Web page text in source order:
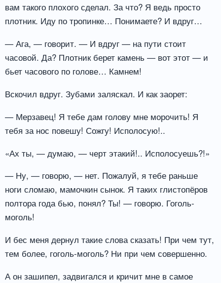
вам такого плохого сделал. За что? Я ведь просто
плотник. Иду по тропинке… Понимаете? И вдруг…
— Ага, — говорит. — И вдруг — на пути стоит
часовой. Да? Плотник берет камень — вот этот — и
бьет часового по голове… Камнем!
Вскочил вдруг. Зубами заляскал. И как заорет:
— Мерзавец! Я тебе дам голову мне морочить! Я
тебя за нос повешу! Сожгу! Исполосую!..
«Ах ты, — думаю, — черт этакий!.. Исполосуешь?!»
— Ну, — говорю, — нет. Пожалуй, я тебе раньше
ноги сломаю, мамочкин сынок. Я таких глистопёров
полтора года бью, понял? Ты! — говорю. Гоголь-
моголь!
И бес меня дернул такие слова сказать! При чем тут,
тем более, гоголь-моголь? Ни при чем совершенно.
А он зашипел, задвигался и кричит мне в самое